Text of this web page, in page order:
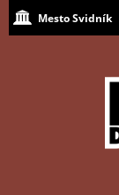
Mesto Svidník